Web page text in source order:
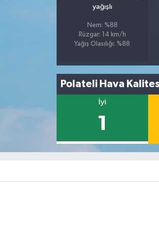
yağışlı
Nem: %88
Rüzgar: 14 km/h
Yağış Olasılığı: %88
Polateli Hava
İyi
1